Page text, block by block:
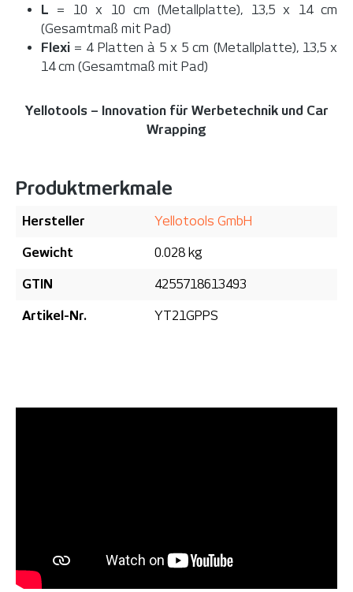
L = 10 x 10 cm (Metallplatte), 13,5 x 14 cm
(Gesamtmaß mit Pad)
Flexi = 4 Platten à 5 x 5 cm (Metallplatte), 13,5 x
14 cm (Gesamtmaß mit Pad)
Yellotools – Innovation für Werbetechnik und Car
Wrapping
Produktmerkmale
Hersteller Yellotools GmbH
Gewicht 0.028 kg
GTIN 4255718613493
Artikel-Nr. YT21GPPS